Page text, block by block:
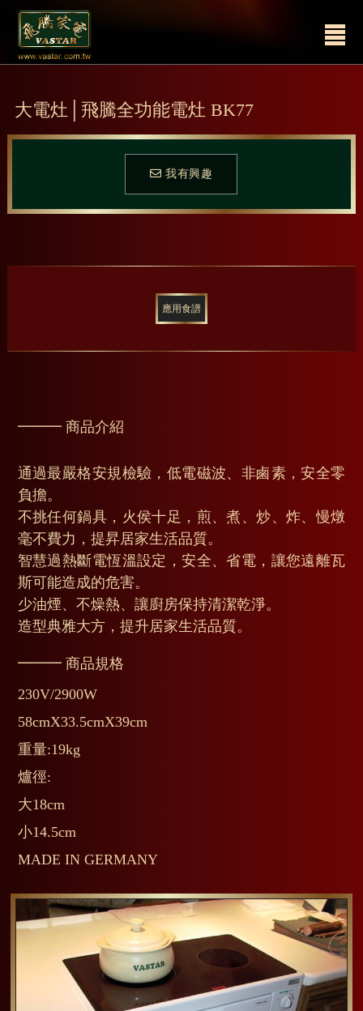
大電灶│飛騰全功能電灶 BK77
我有興趣
應用食譜
━━━ 商品介紹
通過最嚴格安規檢驗，低電磁波、非鹵素，安全零
負擔。
不挑任何鍋具，火侯十足，煎、煮、炒、炸、慢燉
毫不費力，提昇居家生活品質。
智慧過熱斷電恆溫設定，安全、省電，讓您遠離瓦
斯可能造成的危害。
少油煙、不燥熱、讓廚房保持清潔乾淨。
造型典雅大方，提升居家生活品質。
━━━ 商品規格
230V/2900W
58cmX33.5cmX39cm
重量:19kg
爐徑:
大18cm
小14.5cm
MADE IN GERMANY